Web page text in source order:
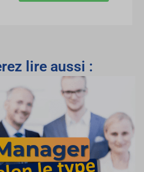
lire aussi :